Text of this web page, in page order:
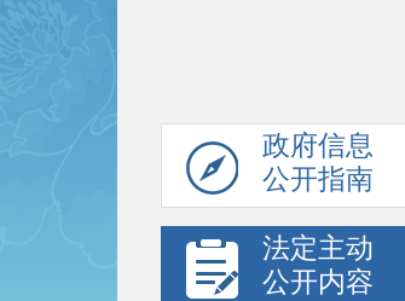
政府信息
公开指南
法定主动
公开内容